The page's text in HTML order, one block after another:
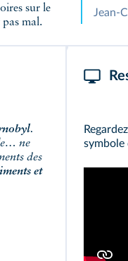
sur le
mal.
.
ne
des
et
symbole